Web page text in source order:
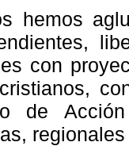
hemos
con
de